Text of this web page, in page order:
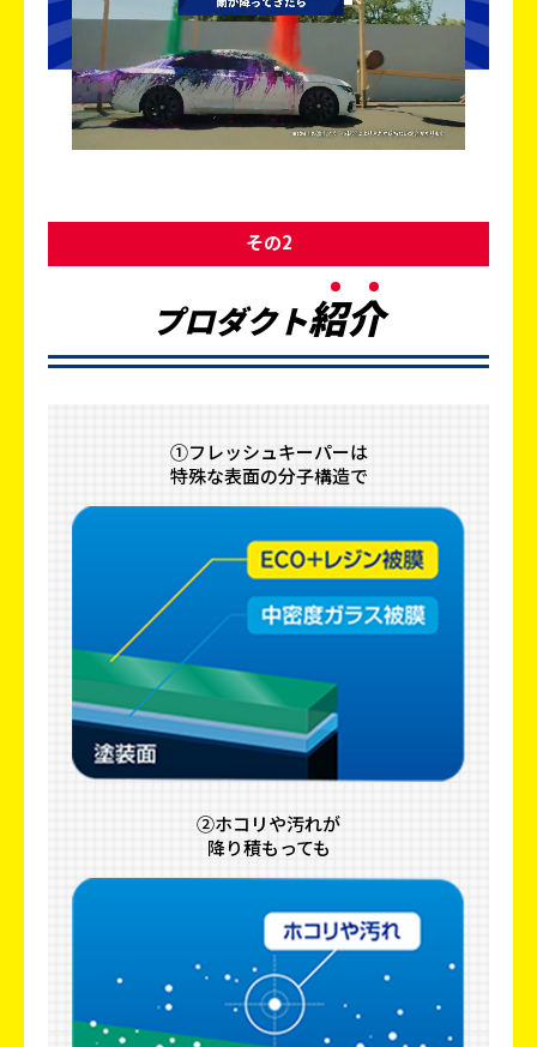
その2
プロダクト紹介
①フレッシュキーパーは
特殊な表面の分子構造で
②ホコリや汚れが
降り積もっても